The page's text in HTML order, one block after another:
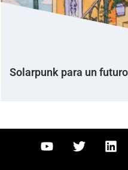
Solarpunk para un